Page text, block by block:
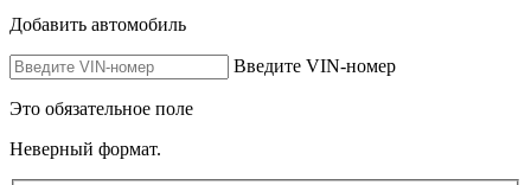
Добавить автомобиль
Введите VIN-номер
Это обязательное поле
Неверный формат.